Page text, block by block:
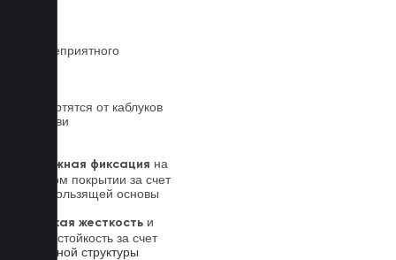
Нет неприятного
Не портятся от каблуков
на обуви
Надежная фиксация на
штатном покрытии за счет
антискользящей основы
Высокая жесткость и
износостойкость за счет
5-слойной структуры